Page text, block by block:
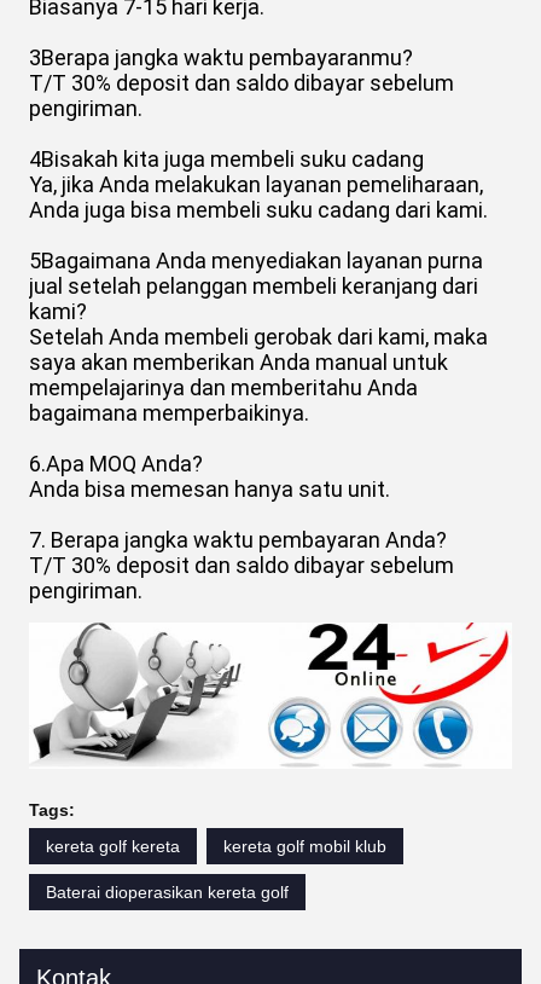
Biasanya 7-15 hari kerja.
3Berapa jangka waktu pembayaranmu?
T/T 30% deposit dan saldo dibayar sebelum
pengiriman.
4Bisakah kita juga membeli suku cadang
Ya, jika Anda melakukan layanan pemeliharaan,
Anda juga bisa membeli suku cadang dari kami.
5Bagaimana Anda menyediakan layanan purna
jual setelah pelanggan membeli keranjang dari
kami?
Setelah Anda membeli gerobak dari kami, maka
saya akan memberikan Anda manual untuk
mempelajarinya dan memberitahu Anda
bagaimana memperbaikinya.
6.Apa MOQ Anda?
Anda bisa memesan hanya satu unit.
7. Berapa jangka waktu pembayaran Anda?
T/T 30% deposit dan saldo dibayar sebelum
pengiriman.
Tags:
kereta golf kereta
kereta golf mobil klub
Baterai dioperasikan kereta golf
Kontak